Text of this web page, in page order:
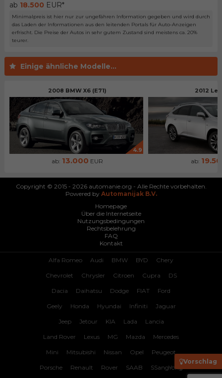
ab 18.500 EUR*
Minimalpreis ist hier nur zur ungefähren Information gegeben und wird durch
das Laden der Informationen aus den leitenden Portals für Auto-Anzeigen
erfrischt. Die Preise der Autos in sehr gutem Zustand sind meistens ca. 20%
teurer.
Einige ähnliche Modelle...
2008 BMW X6 (E71)
4.9
ab: 13.000 EUR
2012
ab:
Vorschlag
Copyright © 2015 - 2026 automanie.org - Alle Rechte vorbehalten.
Powered by Automanijak B.V.
Homepage
Über die Internetseite
Nutzungsbedingungen
Rechtsbelehrung
FAQ
Kontakt
Alfa Romeo Audi BMW BYD Chery
Chevrolet Chrysler Citroen Cupra DS
Dacia Daihatsu Dodge FIAT Ford
Geely Honda Hyundai Infiniti Jaguar
Jeep Jetour KIA Lada Lancia
Land Rover Lexus MG Mazda Mercedes
Mini Mitsubishi Nissan Opel Peugeot
Porsche Renault Rover SAAB SSangYong